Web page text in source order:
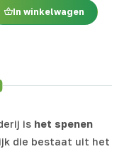
In winkelwagen
is het spenen
die bestaat uit het